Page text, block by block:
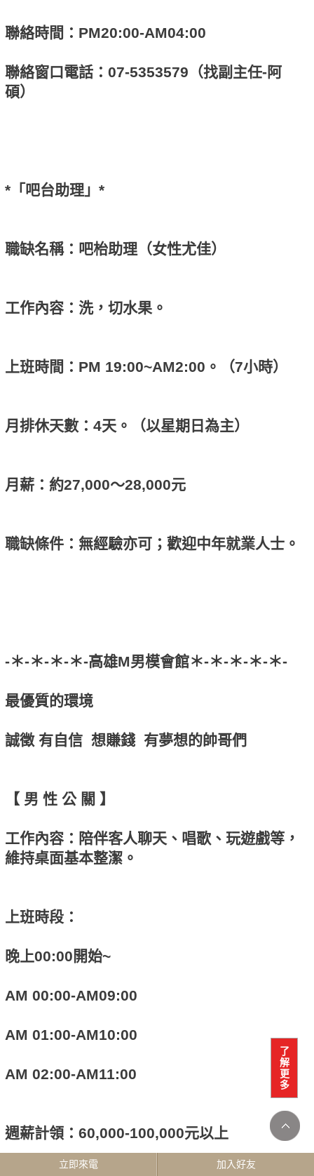
聯絡時間：PM20:00-AM04:00
聯絡窗口電話：07-5353579（找副主任-阿
碩）
*「吧台助理」*
職缺名稱：吧枱助理（女性尤佳）
工作內容：洗，切水果。
上班時間：PM 19:00~AM2:00。（7小時）
月排休天數：4天。（以星期日為主）
月薪：約27,000～28,000元
職缺條件：無經驗亦可；歡迎中年就業人士。
-＊-＊-＊-＊-高雄M男模會館＊-＊-＊-＊-＊-
最優質的環境
誠徵 有自信 想賺錢 有夢想的帥哥們
【 男 性 公 關 】
工作內容：陪伴客人聊天、唱歌、玩遊戲等，
維持桌面基本整潔。
上班時段：
晚上00:00開始~
AM 00:00-AM09:00
AM 01:00-AM10:00
AM 02:00-AM11:00
週薪計領：60,000-100,000元以上
正職：週上4-5天班，自行排休2-3天、日上9小
了
解
更
多
立即來電 加入好友